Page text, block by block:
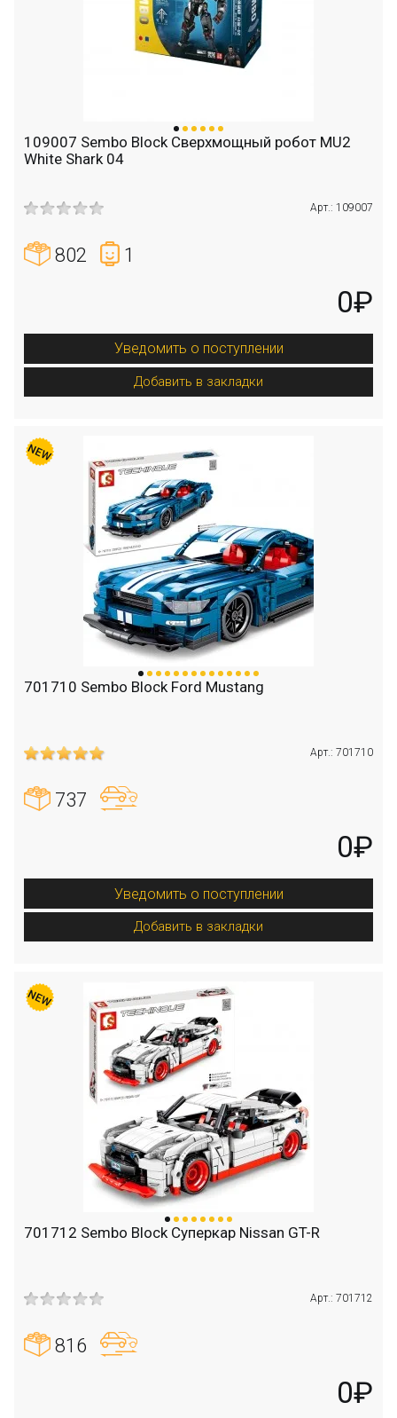
109007 Sembo Block Сверхмощный робот MU2
White Shark 04
Арт.: 109007
802 1
0₽
Уведомить о поступлении
Добавить в закладки
701710 Sembo Block Ford Mustang
Арт.: 701710
737
0₽
Уведомить о поступлении
Добавить в закладки
701712 Sembo Block Суперкар Nissan GT-R
Арт.: 701712
816
0₽